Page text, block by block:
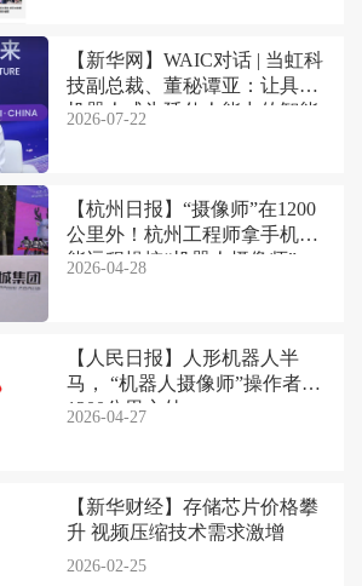
【新华网】WAIC对话 | 当虹科
技副总裁、董秘谭亚：让具身
机器人成为延伸人能力的智能
2026-07-22
【杭州日报】“摄像师”在1200
公里外！杭州工程师拿手机就
能远程操控“机器人摄像师”
2026-04-28
【人民日报】人形机器人半
马， “机器人摄像师”操作者在
1200公里之外
2026-04-27
【新华财经】存储芯片价格攀
升 视频压缩技术需求激增
2026-02-25